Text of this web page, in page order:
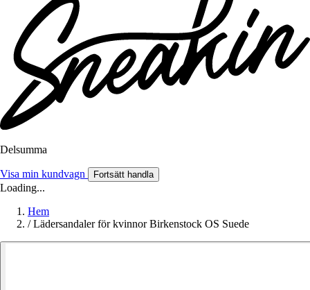
Delsumma
Visa min kundvagn Fortsätt handla
Loading...
Hem
/ Lädersandaler för kvinnor Birkenstock OS Suede